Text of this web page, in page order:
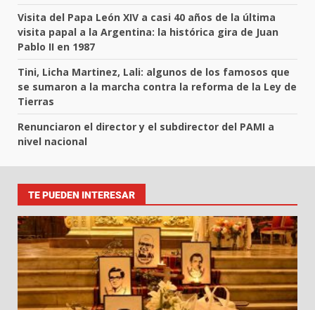
Visita del Papa León XIV a casi 40 años de la última
visita papal a la Argentina: la histórica gira de Juan
Pablo II en 1987
Tini, Licha Martinez, Lali: algunos de los famosos que
se sumaron a la marcha contra la reforma de la Ley de
Tierras
Renunciaron el director y el subdirector del PAMI a
nivel nacional
TE PUEDEN INTERESAR